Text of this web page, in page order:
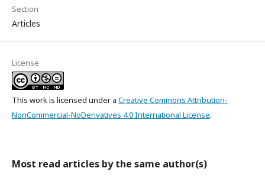
Section
Articles
License
This work is licensed under a Creative Commons Attribution-
NonCommercial-NoDerivatives 4.0 International License.
Most read articles by the same author(s)